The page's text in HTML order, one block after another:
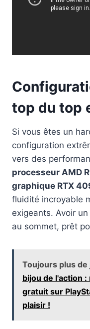
top du top
Si vous êtes un
configuration
vers des
processeur AMD
graphique RTX
fluidité incroyable
exigeants. Avoir
au sommet, prêt
Toujours plus de
bijou de l'action
gratuit sur
plaisir !